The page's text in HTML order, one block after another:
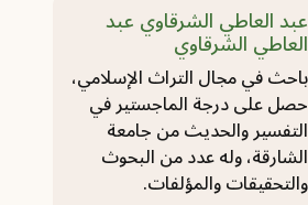
عبد العاطي الشرقاوي عبد
العاطي الشرقاوي
باحث في مجال التراث الإسلامي،
حصل على درجة الماجستير في
التفسير والحديث من جامعة
الشارقة، وله عدد من البحوث
والتحقيقات والمؤلفات.